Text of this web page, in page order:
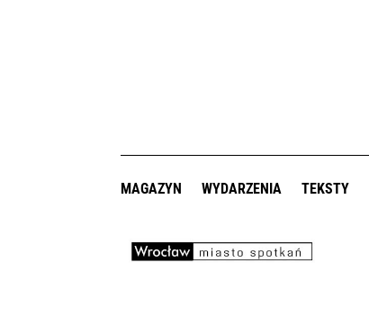
MAGAZYN WYDARZENIA TEKSTY